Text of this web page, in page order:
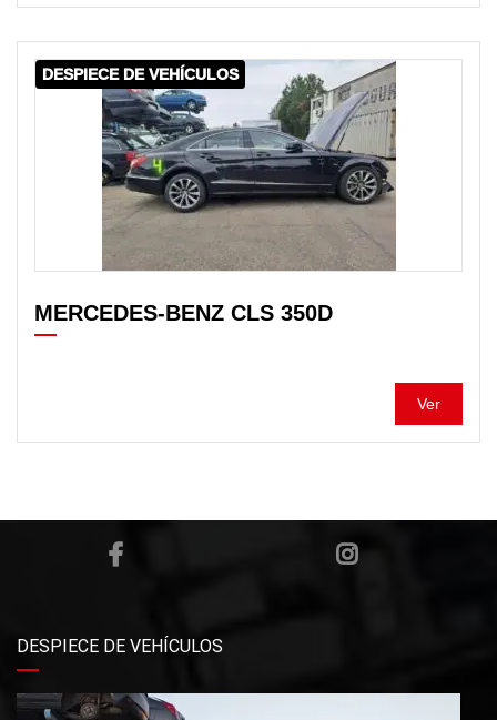
DESPIECE DE VEHÍCULOS
MERCEDES-BENZ CLS 350D
Ver
DESPIECE DE VEHÍCULOS